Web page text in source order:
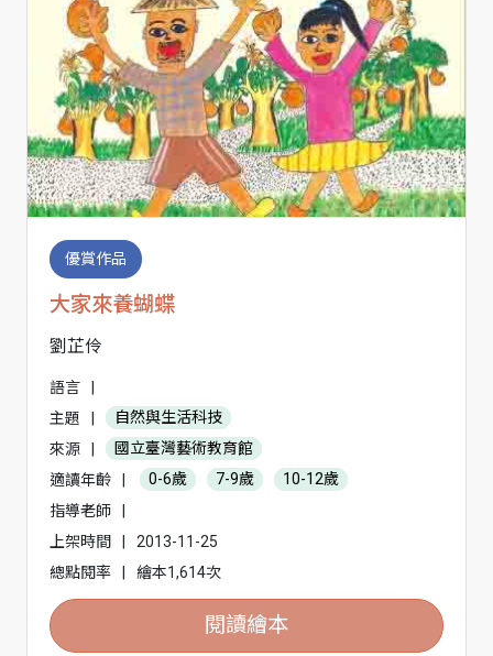
優賞作品
大家來養蝴蝶
劉芷伶
語言
|
主題
|
自然與生活科技
來源
|
國立臺灣藝術教育館
適讀年齡
| 0-6歲 7-9歲
10-12歲
指導老師
|
上架時間
|
2013-11-25
總點閱率
| 繪本1,614次
閱讀繪本